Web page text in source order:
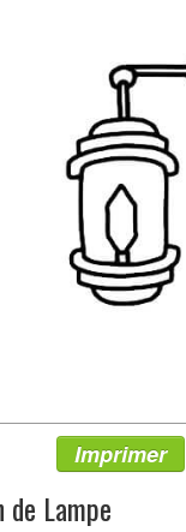
Imprimer
de Lampe